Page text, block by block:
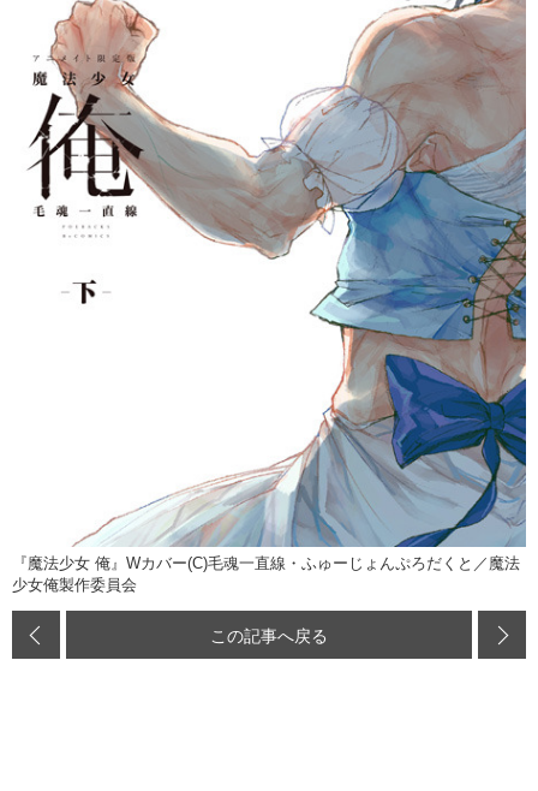
『魔法少女 俺』Wカバー(C)毛魂一直線・ふゅーじょんぷろだくと／魔法
少女俺製作委員会
この記事へ戻る